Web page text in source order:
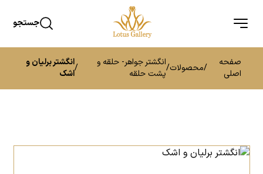
جستجو
صفحه
اصلی
/محصولات/انگشتر جواهر- حلقه و
پشت حلقه
/انگشتر برلیان و
اشک